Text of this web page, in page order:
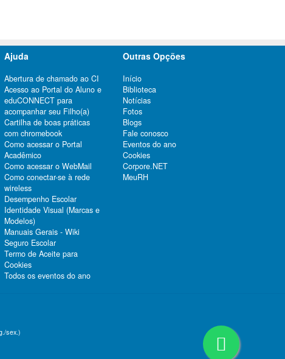
Ajuda
Abertura de chamado ao CI
Acesso ao Portal do Aluno e
eduCONNECT para
acompanhar seu Filho(a)
Cartilha de boas práticas
com chromebook
Como acessar o Portal
Acadêmico
Como acessar o WebMail
Como conectar-se à rede
wireless
Desempenho Escolar
Identidade Visual (Marcas e
Modelos)
Manuais Gerais - Wiki
Seguro Escolar
Termo de Aceite para
Cookies
Todos os eventos do ano
Outras Opções
Início
Biblioteca
Notícias
Fotos
Blogs
Fale conosco
Eventos do ano
Cookies
Corpore.NET
MeuRH
sex.)